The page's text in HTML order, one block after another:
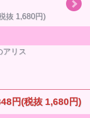
抜 1,680円)
アリス
円(税抜 1,680円)